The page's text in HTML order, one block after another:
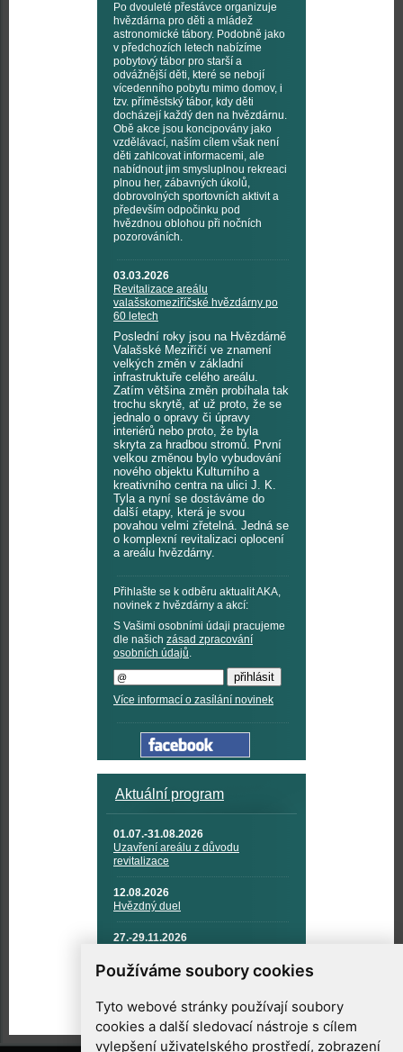
Používáme soubory cookies
Tyto webové stránky používají soubory
cookies a další sledovací nástroje s cílem
vylepšení uživatelského prostředí, zobrazení
Po dvouleté přestávce organizuje
hvězdárna pro děti a mládež
astronomické tábory. Podobně jako
v předchozích letech nabízíme
pobytový tábor pro starší a
odvážnější děti, které se nebojí
vícedenního pobytu mimo domov, i
tzv. příměstský tábor, kdy děti
docházejí každý den na hvězdárnu.
Obě akce jsou koncipovány jako
vzdělávací, naším cílem však není
děti zahlcovat informacemi, ale
nabídnout jim smysluplnou rekreaci
plnou her, zábavných úkolů,
dobrovolných sportovních aktivit a
především odpočinku pod
hvězdnou oblohou při nočních
pozorováních.
03.03.2026
Revitalizace areálu
valašskomeziříčské hvězdárny po
60 letech
Poslední roky jsou na Hvězdárně
Valašské Meziříčí ve znamení
velkých změn v základní
infrastruktuře celého areálu.
Zatím většina změn probíhala tak
trochu skrytě, ať už proto, že se
jednalo o opravy či úpravy
interiérů nebo proto, že byla
skryta za hradbou stromů. První
velkou změnou bylo vybudování
nového objektu Kulturního a
kreativního centra na ulici J. K.
Tyla a nyní se dostáváme do
další etapy, která je svou
povahou velmi zřetelná. Jedná se
o komplexní revitalizaci oplocení
a areálu hvězdárny.
Přihlašte se k odběru aktualit AKA,
novinek z hvězdárny a akcí:
S Vašimi osobními údaji pracujeme
dle našich zásad zpracování
osobních údajů.
Více informací o zasílání novinek
Aktuální program
01.07.-31.08.2026
Uzavření areálu z důvodu
revitalizace
12.08.2026
Hvězdný duel
27.-29.11.2026
TECHNIKA A KOSMICKÉ
TECHNOLOGIE